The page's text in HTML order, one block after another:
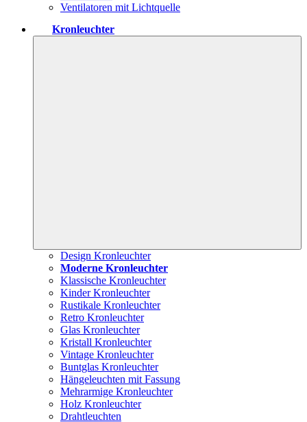
Ventilatoren mit Lichtquelle
Kronleuchter
Design Kronleuchter
Moderne Kronleuchter
Klassische Kronleuchter
Kinder Kronleuchter
Rustikale Kronleuchter
Retro Kronleuchter
Glas Kronleuchter
Kristall Kronleuchter
Vintage Kronleuchter
Buntglas Kronleuchter
Hängeleuchten mit Fassung
Mehrarmige Kronleuchter
Holz Kronleuchter
Drahtleuchten